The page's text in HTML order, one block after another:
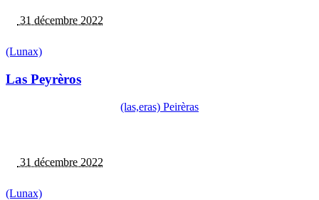
31 décembre 2022
(Lunax)
Las Peyrèros
(las,eras) Peirèras
31 décembre 2022
(Lunax)